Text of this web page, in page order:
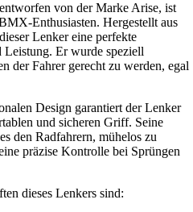
von der Marke Arise, ist
Enthusiasten. Hergestellt aus
Lenker eine perfekte
Er wurde speziell
der Fahrer gerecht zu werden, egal
Design garantiert der Lenker
und sicheren Griff. Seine
den Radfahrern, mühelos zu
präzise Kontrolle bei Sprüngen
dieses Lenkers sind: